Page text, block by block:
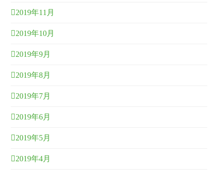
2019年11月
2019年10月
2019年9月
2019年8月
2019年7月
2019年6月
2019年5月
2019年4月